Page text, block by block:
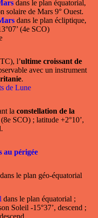
dans le plan équatorial,
solaire de Mars 9° Ouest.
dans le plan écliptique,
(4e SCO)
l’ultime croissant de
avec un instrument
.
de Lune
la constellation de la
SCO) ; latitude +2°10’,
au périgée
dans le plan géo-équatorial
dans le plan équatorial ;
Soleil -15°37’, descend ;